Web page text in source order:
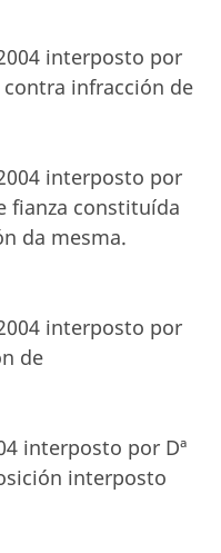
interposto por
contra infracción de
interposto por
fianza constituída
da mesma.
interposto por
de
interposto por Dª
interposto